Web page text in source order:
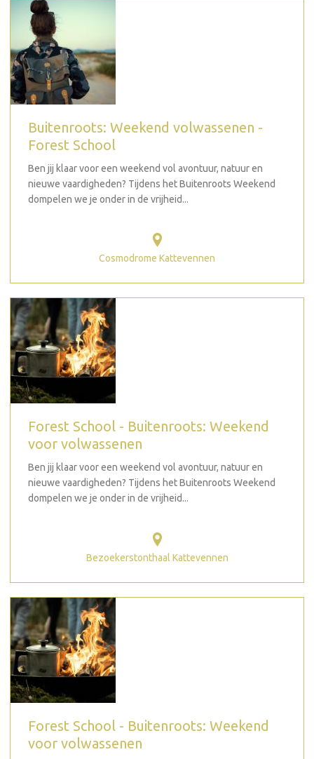
Buitenroots: Weekend volwassenen -
Forest School
Ben jij klaar voor een weekend vol avontuur, natuur en
nieuwe vaardigheden? Tijdens het Buitenroots Weekend
dompelen we je onder in de vrijheid...
Cosmodrome Kattevennen
Forest School - Buitenroots: Weekend
voor volwassenen
Ben jij klaar voor een weekend vol avontuur, natuur en
nieuwe vaardigheden? Tijdens het Buitenroots Weekend
dompelen we je onder in de vrijheid...
Bezoekerstonthaal Kattevennen
Forest School - Buitenroots: Weekend
voor volwassenen